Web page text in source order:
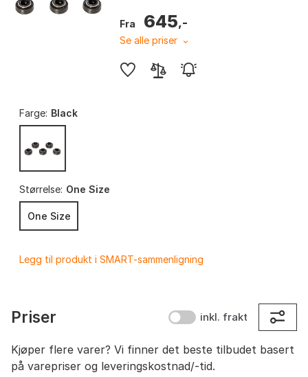
One Size.
Fra 645,-
Se alle priser
Farge: Black
Størrelse: One Size
One Size
Legg til produkt i SMART-sammenligning
Priser inkl. frakt
Kjøper flere varer? Vi finner det beste tilbudet basert
på varepriser og leveringskostnad/-tid.